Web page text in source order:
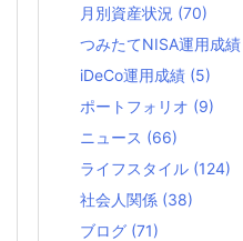
月別資産状況 (70)
つみたてNISA運用成績
iDeCo運用成績 (5)
ポートフォリオ (9)
ニュース (66)
ライフスタイル (124)
社会人関係 (38)
ブログ (71)